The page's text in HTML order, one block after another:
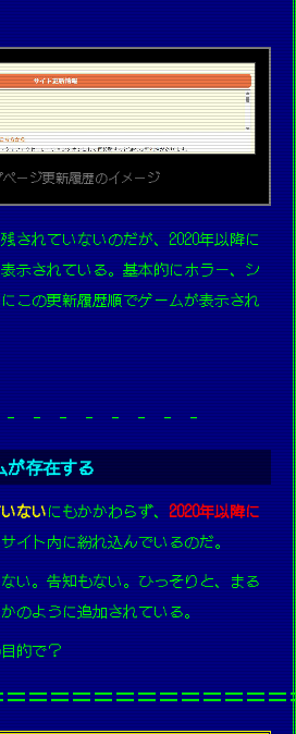
ージ更新履歴のイメージ
されていないのだが、2020年以降に
示されている。基本的にホラー、シ
この更新履歴順でゲームが表示され
- - - - - - -
存在する
ないにもかかわらず、 2020年以降に
イト内に紛れ込んでいるのだ。
い。告知もない。ひっそりと、まる
のように追加されている。
的で？